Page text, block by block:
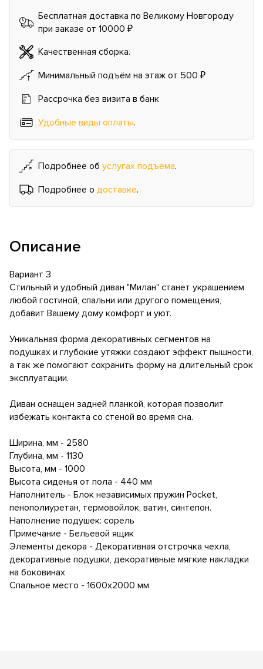
Бесплатная доставка по Великому Новгороду
при заказе от 10000 ₽
Качественная сборка.
Минимальный подъём на этаж от 500 ₽
Рассрочка без визита в банк
Удобные виды оплаты.
Подробнее об услугах подъема.
Подробнее о доставке.
Описание
Вариант 3
Стильный и удобный диван "Милан" станет украшением
любой гостиной, спальни или другого помещения,
добавит Вашему дому комфорт и уют.
Уникальная форма декоративных сегментов на
подушках и глубокие утяжки создают эффект пышности,
а так же помогают сохранить форму на длительный срок
эксплуатации.
Диван оснащен задней планкой, которая позволит
избежать контакта со стеной во время сна.
Ширина, мм - 2580
Глубина, мм - 1130
Высота, мм - 1000
Высота сиденья от пола - 440 мм
Наполнитель - Блок независимых пружин Pocket,
пенополиуретан, термовойлок, ватин, синтепон.
Наполнение подушек: сорель
Примечание - Бельевой ящик
Элементы декора - Декоративная отстрочка чехла,
декоративные подушки, декоративные мягкие накладки
на боковинах
Спальное место - 1600х2000 мм